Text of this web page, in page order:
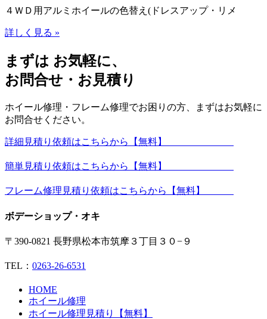
４ＷＤ用アルミホイールの色替え(ドレスアップ・リメ
詳しく見る »
まずは お気軽に、
お問合せ・お見積り
ホイール修理・フレーム修理でお困りの方、まずはお気軽に
お問合せください。
詳細見積り依頼はこちらから【無料】
簡単見積り依頼はこちらから【無料】
フレーム修理見積り依頼はこちらから【無料】
ボデーショップ・オキ
〒390-0821 長野県松本市筑摩３丁目３０−９
TEL： 0263-26-6531
HOME
ホイール修理
ホイール修理見積り【無料】